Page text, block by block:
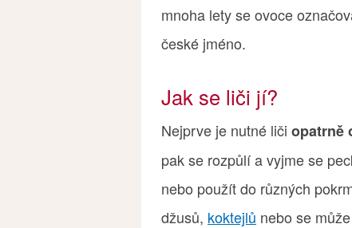
mnoha lety se ovoce
české jméno.
Jak se liči jí?
Nejprve je nutné liči opatrně
pak se rozpůlí a vyjme se
nebo použít do různých
džusů, koktejlů nebo se